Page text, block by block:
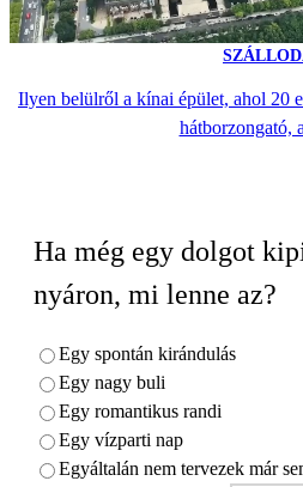
Ilyen belülről a kínai épület, ahol 20
hátborzongató,
Ha még egy dolgot
nyáron, mi lenne az?
Egy spontán kirándulás
Egy nagy buli
Egy romantikus randi
Egy vízparti nap
Egyáltalán nem tervezek már